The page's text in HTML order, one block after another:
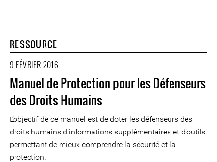
RESSOURCE
9 FÉVRIER 2016
Manuel de Protection pour les Défenseurs
des Droits Humains
L’objectif de ce manuel est de doter les défenseurs des
droits humains d’informations supplémentaires et d’outils
permettant de mieux comprendre la sécurité et la
protection.